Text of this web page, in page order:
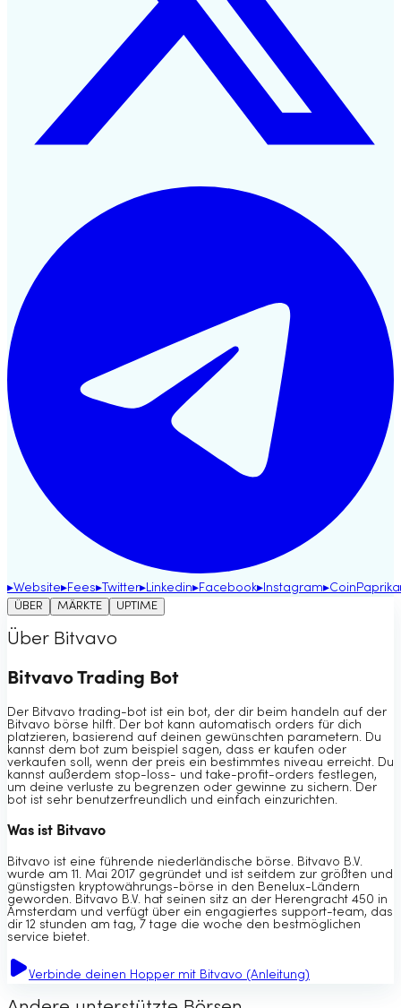
▸Website▸Fees▸ Twitter▸Linkedin▸Facebook▸ Instagram▸CoinPaprika
ÜBER
MÄRKTE UPTIME
Über Bitvavo
Bitvavo Trading Bot
Der Bitvavo trading-bot ist ein bot, der dir beim handeln auf der
Bitvavo börse hilft. Der bot kann automatisch orders für dich
platzieren, basierend auf deinen gewünschten parametern. Du
kannst dem bot zum beispiel sagen, dass er kaufen oder
verkaufen soll, wenn der preis ein bestimmtes niveau erreicht. Du
kannst außerdem stop-loss- und take-profit-orders festlegen,
um deine verluste zu begrenzen oder gewinne zu sichern. Der
bot ist sehr benutzerfreundlich und einfach einzurichten.
Was ist Bitvavo
Bitvavo ist eine führende niederländische börse. Bitvavo B.V.
wurde am 11. Mai 2017 gegründet und ist seitdem zur größten und
günstigsten kryptowährungs-börse in den Benelux-Ländern
geworden. Bitvavo B.V. hat seinen sitz an der Herengracht 450 in
Amsterdam und verfügt über ein engagiertes support-team, das
dir 12 stunden am tag, 7 tage die woche den bestmöglichen
service bietet.
Verbinde deinen Hopper mit Bitvavo (Anleitung)